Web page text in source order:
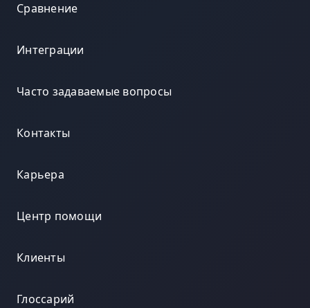
Сравнение
Интеграции
Часто задаваемые вопросы
Контакты
Карьера
Центр помощи
Клиенты
Глоссарий